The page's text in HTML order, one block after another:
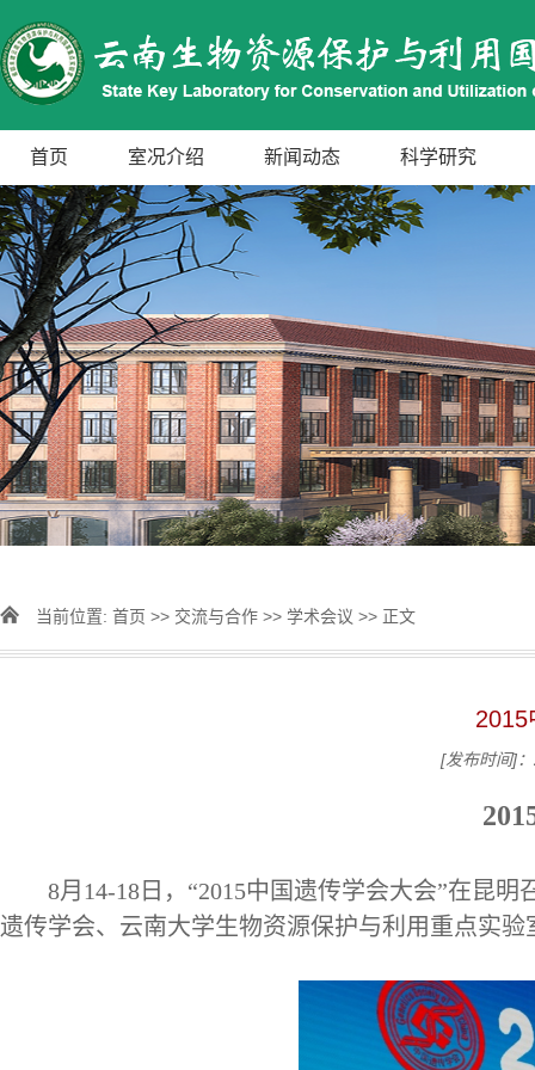
首页 室况介绍 新闻动态 科学研究
当前位置: 首页 >> 交流与合作 >> 学术会议 >> 正文
2015
[发布时间]
8月14-18日，“2015中国遗传学会大会”在昆
遗传学会、云南大学生物资源保护与利用重点实